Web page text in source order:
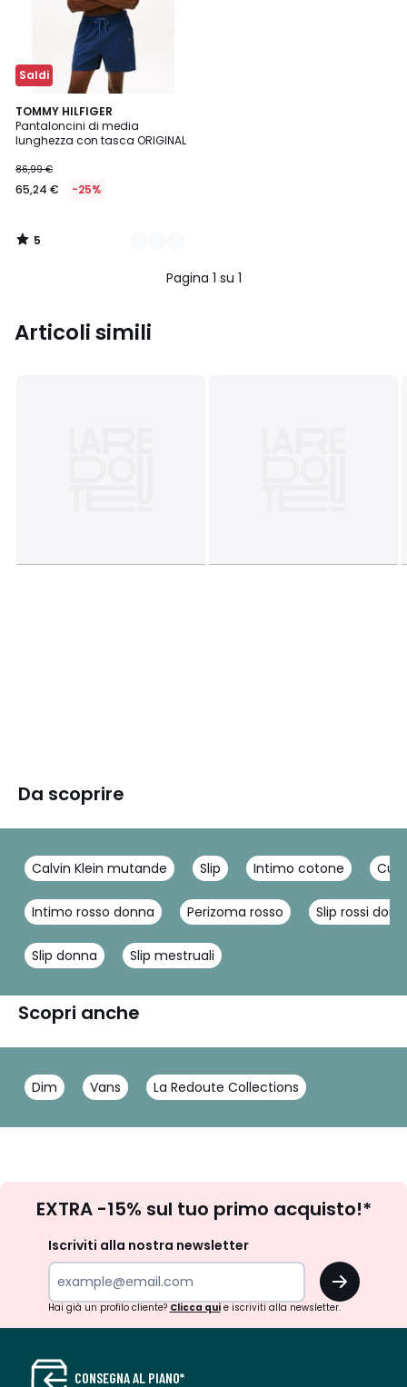
Saldi
TOMMY HILFIGER
Pantaloncini di media
lunghezza con tasca ORIGINAL
86,99 €
65,24 € -25%
5
/
5
4
Colori
5
/
Pagina 1 su 1
Articoli simili
Da scoprire
Calvin Klein mutande Slip Intimo cotone
Intimo rosso donna Perizoma rosso Slip rossi
Slip donna Slip mestruali
Scopri anche
Dim Vans La Redoute Collections
newsletter
EXTRA -15% sul tuo primo acquisto!*
Iscriviti alla nostra newsletter
OK
Hai già un profilo cliente? Clicca quie iscriviti alla newsletter.
CONSEGNA AL PIANO*